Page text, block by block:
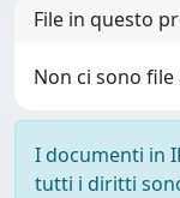
File in questo
Non ci sono
I documenti in
tutti i diritti